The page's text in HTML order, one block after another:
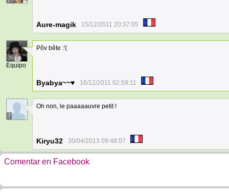
Aure-magik 15/12/2011 20:37:05
36
Equipo
Pôv bête :'(
Byabya~~♥ 16/12/2011 02:59:11
7
Oh non, le paaaaauvre petit !
Kiryu32 30/04/2013 09:48:07
Comentar en Facebook